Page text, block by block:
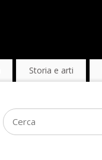
Storia e arti